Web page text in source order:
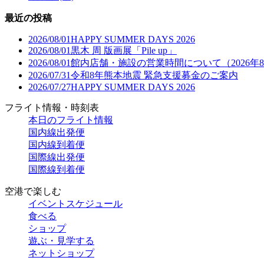
最近の投稿
2026/08/01HAPPY SUMMER DAYS 2026
2026/08/01黒木 周 版画展「Pile up」
2026/08/01館内店舗・施設の営業時間について（2026年8
2026/07/31令和8年熊本地震 緊急支援募金のご案内
2026/07/27HAPPY SUMMER DAYS 2026
フライト情報・時刻表
本日のフライト情報
国内線出発便
国内線到着便
国際線出発便
国際線到着便
空港で楽しむ
イベントスケジュール
食べる
ショップ
遊ぶ・見学する
ネットショップ